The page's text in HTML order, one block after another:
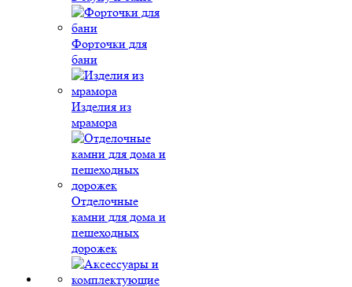
Форточки для
бани
Изделия из
мрамора
Отделочные
камни для дома и
пешеходных
дорожек